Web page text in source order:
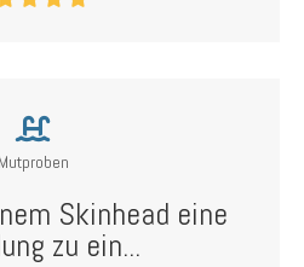
Mutproben
Skinhead eine
zu ein...